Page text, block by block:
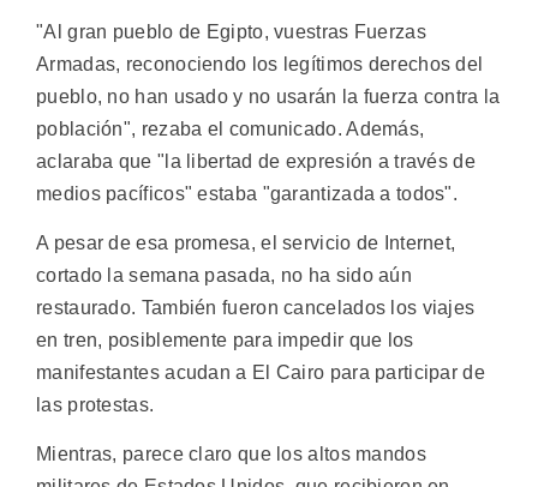
"Al gran pueblo de Egipto, vuestras Fuerzas
Armadas, reconociendo los legítimos derechos del
pueblo, no han usado y no usarán la fuerza contra la
población", rezaba el comunicado. Además,
aclaraba que "la libertad de expresión a través de
medios pacíficos" estaba "garantizada a todos".
A pesar de esa promesa, el servicio de Internet,
cortado la semana pasada, no ha sido aún
restaurado. También fueron cancelados los viajes
en tren, posiblemente para impedir que los
manifestantes acudan a El Cairo para participar de
las protestas.
Mientras, parece claro que los altos mandos